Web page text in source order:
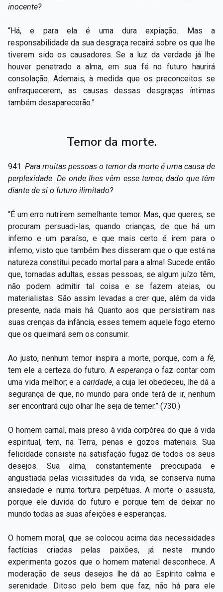
inocente?
“Há, e para ela é uma dura expiação. Mas a
responsabilidade da sua desgraça recairá sobre os que lhe
tiverem sido os causadores. Se a luz da verdade já lhe
houver penetrado a alma, em sua fé no futuro haurirá
consolação. Ademais, à medida que os preconceitos se
enfraquecerem, as causas dessas desgraças íntimas
também desaparecerão.”
Temor da morte.
941. Para muitas pessoas o temor da morte é uma causa de
perplexidade. De onde lhes vêm esse temor, dado que têm
diante de si o futuro ilimitado?
“É um erro nutrirem semelhante temor. Mas, que queres, se
procuram persuadi-las, quando crianças, de que há um
inferno e um paraíso, e que mais certo é irem para o
inferno, visto que também lhes disseram que o que está na
natureza constitui pecado mortal para a alma! Sucede então
que, tornadas adultas, essas pessoas, se algum juízo têm,
não podem admitir tal coisa e se fazem ateias, ou
materialistas. São assim levadas a crer que, além da vida
presente, nada mais há. Quanto aos que persistiram nas
suas crenças da infância, esses temem aquele fogo eterno
que os queimará sem os consumir.
Ao justo, nenhum temor inspira a morte, porque, com a fé,
tem ele a certeza do futuro. A esperançao faz contar com
uma vida melhor; e a caridade, a cuja lei obedeceu, lhe dá a
segurança de que, no mundo para onde terá de ir, nenhum
ser encontrará cujo olhar lhe seja de temer.” (730.)
O homem carnal, mais preso à vida corpórea do que à vida
espiritual, tem, na Terra, penas e gozos materiais. Sua
felicidade consiste na satisfação fugaz de todos os seus
desejos. Sua alma, constantemente preocupada e
angustiada pelas vicissitudes da vida, se conserva numa
ansiedade e numa tortura perpétuas. A morte o assusta,
porque ele duvida do futuro e porque tem de deixar no
mundo todas as suas afeições e esperanças.
O homem moral, que se colocou acima das necessidades
factícias criadas pelas paixões, já neste mundo
experimenta gozos que o homem material desconhece. A
moderação de seus desejos lhe dá ao Espírito calma e
serenidade. Ditoso pelo bem que faz, não há para ele